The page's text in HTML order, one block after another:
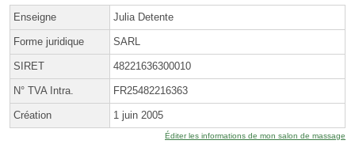
Enseigne Julia Detente
Forme juridique SARL
SIRET 48221636300010
N° TVA Intra. FR25482216363
Création 1 juin 2005
Éditer les informations de mon salon de massage